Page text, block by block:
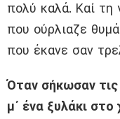
πολύ καλά. Καί τη
που ούρλιαζε
που έκανε σαν
Όταν σήκωσαν
μ΄ ένα ξυλάκι